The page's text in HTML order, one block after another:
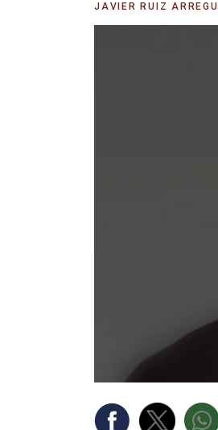
JAVIER RUIZ ARREGUI